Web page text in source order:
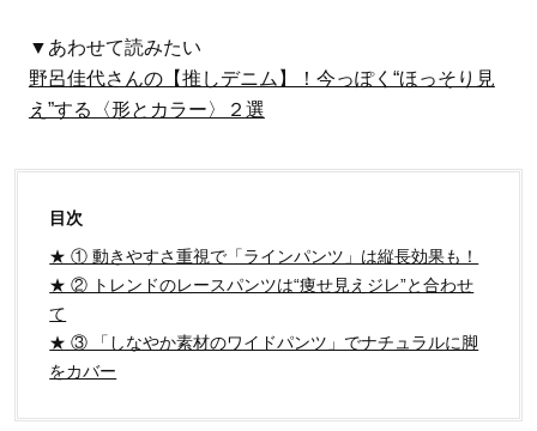
▼あわせて読みたい
野呂佳代さんの【推しデニム】！今っぽく“ほっそり見
え”する〈形とカラー〉２選
目次
★ ① 動きやすさ重視で「ラインパンツ」は縦長効果も！
★ ② トレンドのレースパンツは“痩せ見えジレ”と合わせ
て
★ ③ 「しなやか素材のワイドパンツ」でナチュラルに脚
をカバー